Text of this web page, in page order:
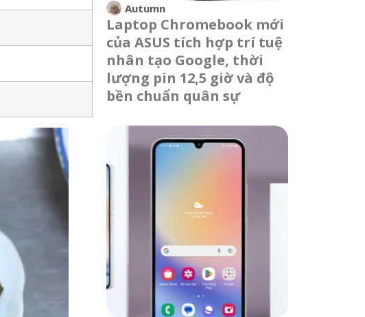
Autumn
Laptop Chromebook mới
của ASUS tích hợp trí tuệ
nhân tạo Google, thời
lượng pin 12,5 giờ và độ
bền chuẩn quân sự